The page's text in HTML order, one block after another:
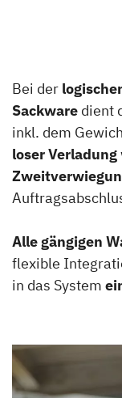
Bei der
Sackware dient
inkl. dem
loser Verladung
Alle gängigen
flexible
in das System